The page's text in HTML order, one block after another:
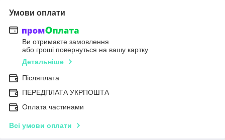
Умови оплати
Ви отримаєте замовлення
або гроші повернуться на вашу картку
Детальніше
Післяплата
ПЕРЕДПЛАТА УКРПОШТА
Оплата частинами
Всі умови оплати